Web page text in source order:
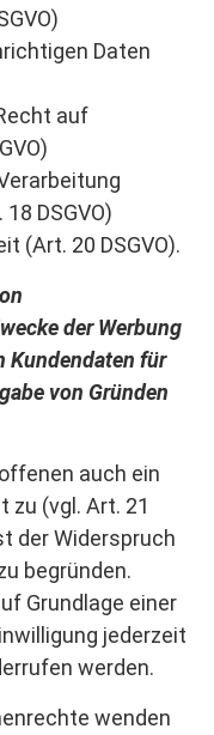
Daten
auf
DSGVO)
(Art. 20 DSGVO).
der Werbung
Kundendaten für
von Gründen
auch ein
zu (vgl. Art. 21
der Widerspruch
begründen.
Grundlage einer
jederzeit
werden.
wenden